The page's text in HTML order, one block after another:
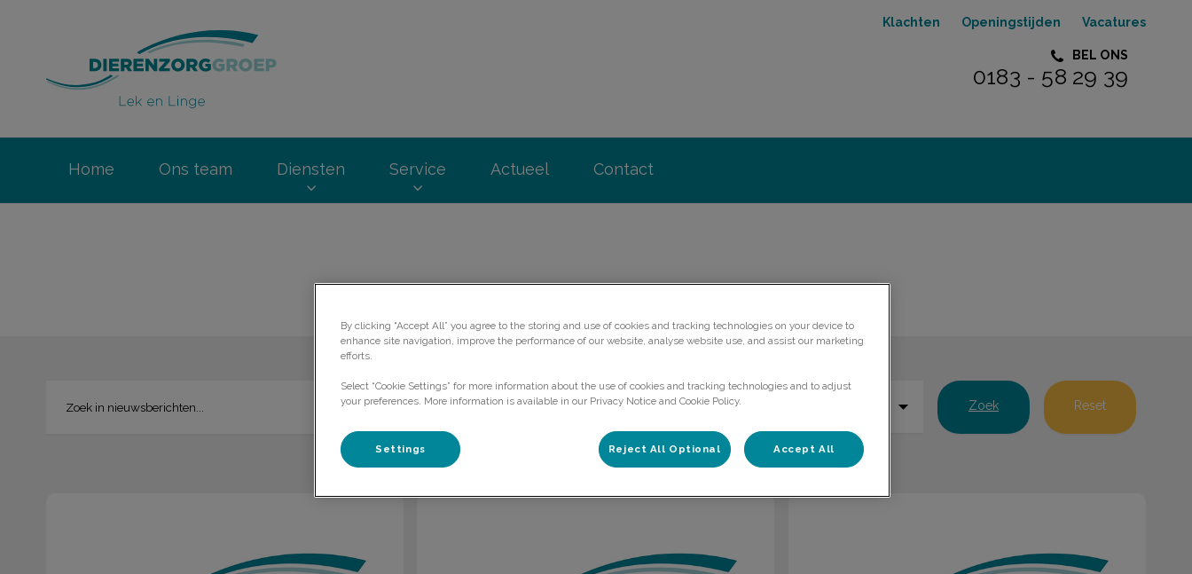
Klachten Openingstijden Vacatures
BEL ONS
0183 - 58 29 39
Home Ons team Diensten Service Actueel Contact
Filteren met Zoek Reset
Nieuwsbrief december 2019 Nieuwsbrief oktober 2019
By clicking “Accept All” you agree to the storing and use of cookies and tracking technologies on your device to
enhance site navigation, improve the performance of our website, analyse website use, and assist our marketing
efforts.
Select “Cookie Settings” for more information about the use of cookies and tracking technologies and to adjust
your preferences. More information is available in our Privacy Notice and Cookie Policy.
Settings Reject All Optional Accept All